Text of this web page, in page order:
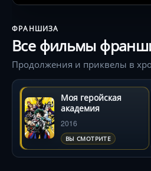
ФРАНШИЗА
Все фильмы
Продолжения и приквелы в
Моя геройская
академия
2016
ВЫ СМОТРИТЕ